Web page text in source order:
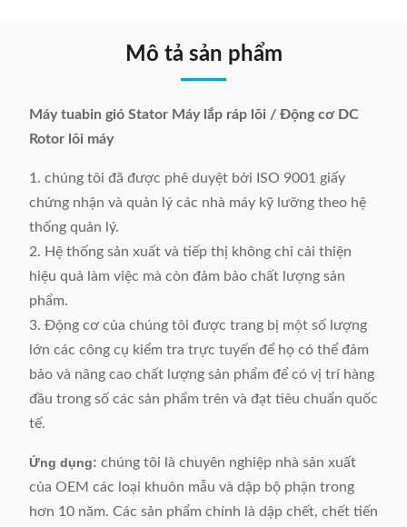
Mô tả sản phẩm
Máy tuabin gió Stator Máy lắp ráp lõi / Động cơ DC
Rotor lõi máy
1. chúng tôi đã được phê duyệt bởi ISO 9001 giấy
chứng nhận và quản lý các nhà máy kỹ lưỡng theo hệ
thống quản lý.
2. Hệ thống sản xuất và tiếp thị không chỉ cải thiện
hiệu quả làm việc mà còn đảm bảo chất lượng sản
phẩm.
3. Động cơ của chúng tôi được trang bị một số lượng
lớn các công cụ kiểm tra trực tuyến để họ có thể đảm
bảo và nâng cao chất lượng sản phẩm để có vị trí hàng
đầu trong số các sản phẩm trên và đạt tiêu chuẩn quốc
tế.
Ứng dụng: chúng tôi là chuyên nghiệp nhà sản xuất
của OEM các loại khuôn mẫu và dập bộ phận trong
hơn 10 năm. Các sản phẩm chính là dập chết, chết tiến